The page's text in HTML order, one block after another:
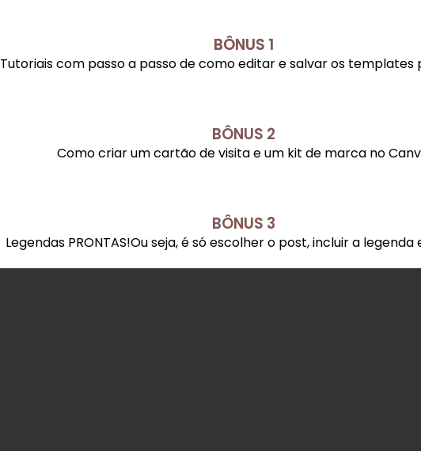
BÔNUS 1
Tutoriais com passo a passo de como editar e salvar os templates
BÔNUS 2
Como criar um cartão de visita e um kit de marca no
BÔNUS 3
Legendas PRONTAS!Ou seja, é só escolher o post, incluir a legenda